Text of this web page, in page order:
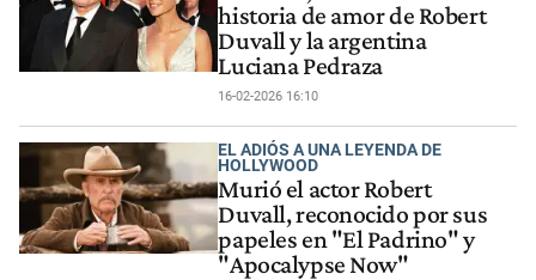
historia de amor de Robert
Duvall y la argentina
Luciana Pedraza
16-02-2026 16:10
EL ADIÓS A UNA LEYENDA DE
HOLLYWOOD
Murió el actor Robert
Duvall, reconocido por sus
papeles en "El Padrino" y
"Apocalypse Now"